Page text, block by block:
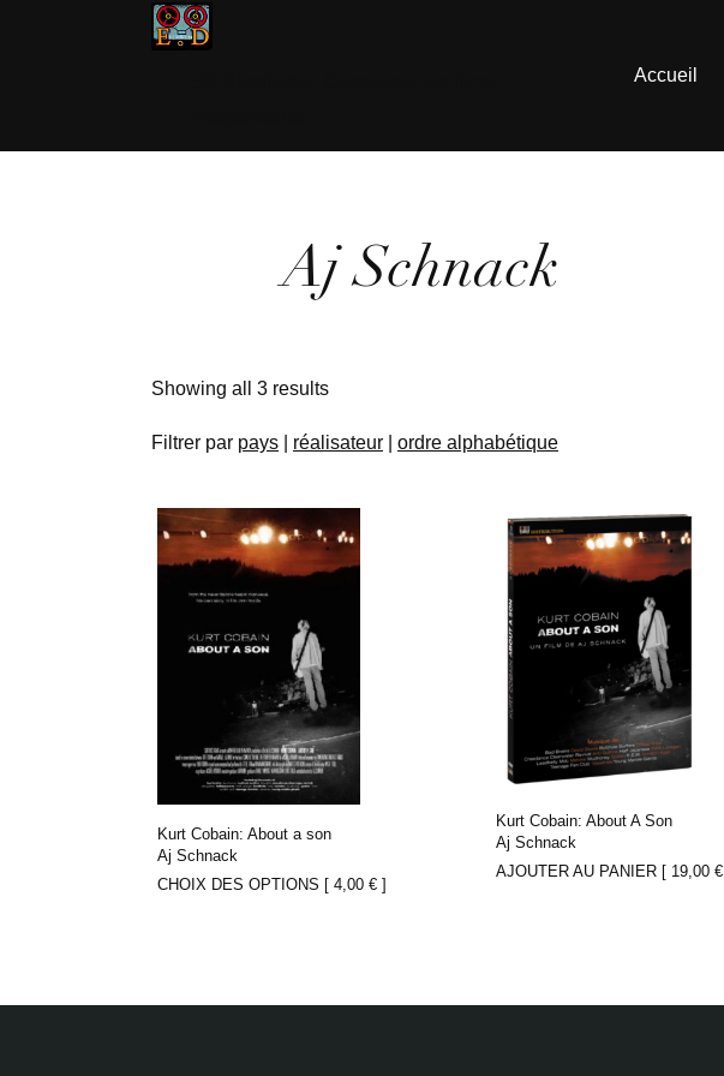
Accueil
Aj Schnack
Showing all 3 results
Filtrer par pays réalisateur ordre alphabétique
Kurt Cobain: About a son
Aj Schnack
CHOIX DES OPTIONS [ 4,00 € ]
Kurt Cobain: About A Son
Aj Schnack
AJOUTER AU PANIER [ 19,00€